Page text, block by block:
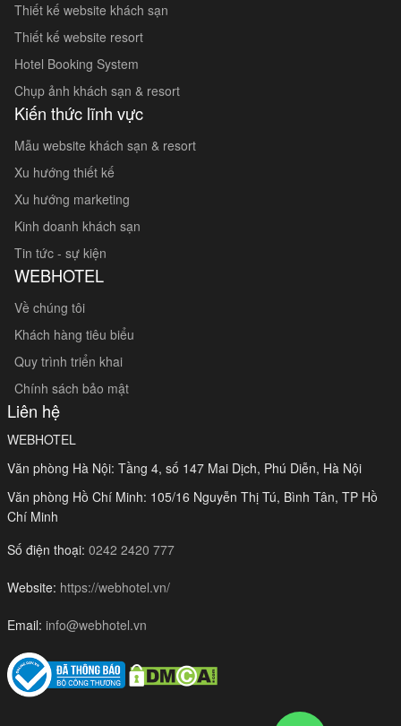
Thiết kế website khách sạn
Thiết kế website resort
Hotel Booking System
Chụp ảnh khách sạn & resort
Kiến thức lĩnh vực
Mẫu website khách sạn & resort
Xu hướng thiết kế
Xu hướng marketing
Kinh doanh khách sạn
Tin tức - sự kiện
WEBHOTEL
Về chúng tôi
Khách hàng tiêu biểu
Quy trình triển khai
Chính sách bảo mật
Liên hệ
WEBHOTEL
Văn phòng Hà Nội: Tầng 4, số 147 Mai Dịch, Phú Diễn, Hà Nội
Văn phòng Hồ Chí Minh: 105/16 Nguyễn Thị Tú, Bình Tân, TP Hồ
Chí Minh
Số điện thoại: 0242 2420 777
Website: https://webhotel.vn/
Email: info@webhotel.vn